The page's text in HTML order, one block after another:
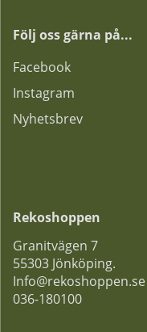
Följ oss gärna på...
Facebook
Instagram
Nyhetsbrev
Rekoshoppen
Granitvägen 7
55303 Jönköping.
Info@rekoshoppen.se
036-180100